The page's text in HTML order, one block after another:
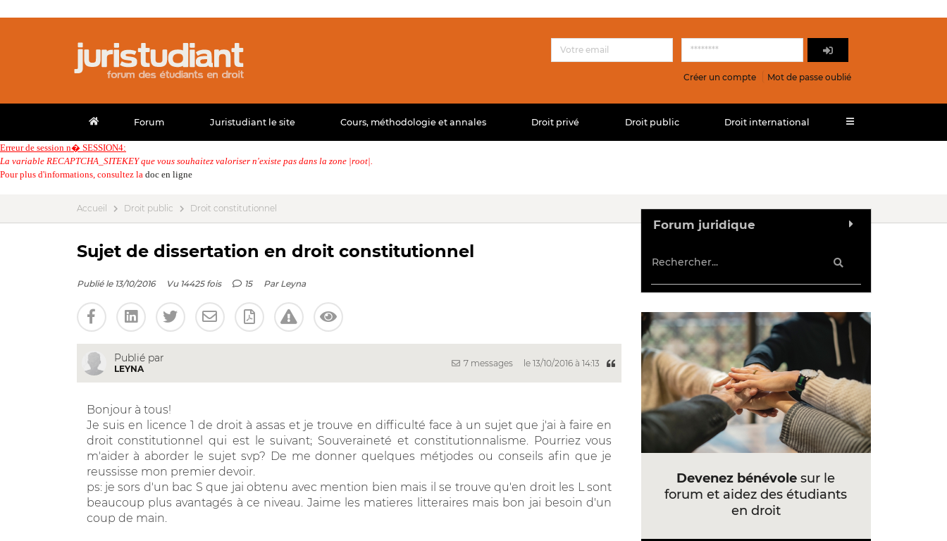
Créer un compte Mot de passe oublié
Forum Juristudiant le site Cours, méthodologie et annales Droit privé Droit public Droit international
Erreur de session n� SESSION4:
La variable RECAPTCHA_SITEKEY que vous souhaitez valoriser n'existe pas dans la zone |root|.
Pour plus d'informations, consultez la doc en ligne
Accueil Droit public Droit constitutionnel
Sujet de dissertation en droit constitutionnel
Publié le 13/10/2016 Vu 14425 fois 15 Par Leyna
Publié par
LEYNA
7 messages le 13/10/2016 à 14:13
Bonjour à tous!
Je suis en licence 1 de droit à assas et je trouve en difficulté face à un sujet que j'ai à faire en
droit constitutionnel qui est le suivant; Souveraineté et constitutionnalisme. Pourriez vous
m'aider à aborder le sujet svp? De me donner quelques métjodes ou conseils afin que je
reussisse mon premier devoir.
ps: je sors d'un bac S que jai obtenu avec mention bien mais il se trouve qu'en droit les L sont
beaucoup plus avantagés à ce niveau. Jaime les matieres litteraires mais bon jai besoin d'un
coup de main.
Forum juridique
Devenez bénévole sur le
forum et aidez des étudiants
en droit